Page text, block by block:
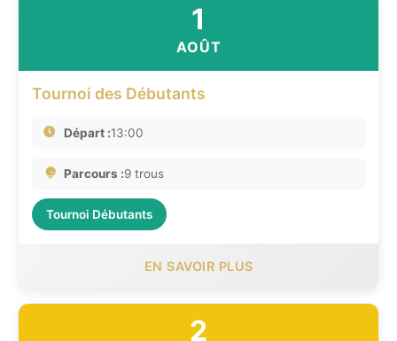
1
AOÛT
Tournoi des Débutants
Départ :13:00
Parcours :9 trous
Tournoi Débutants
EN SAVOIR PLUS
2